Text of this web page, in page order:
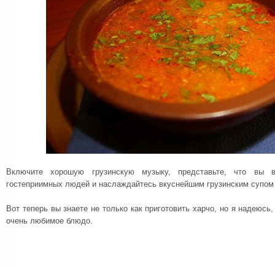
Включите хорошую грузинскую музыку, представьте, что вы
гостеприимных людей и наслаждайтесь вкуснейшим грузинским
Вот теперь вы знаете не только как приготовить харчо, но я
очень любимое блюдо.